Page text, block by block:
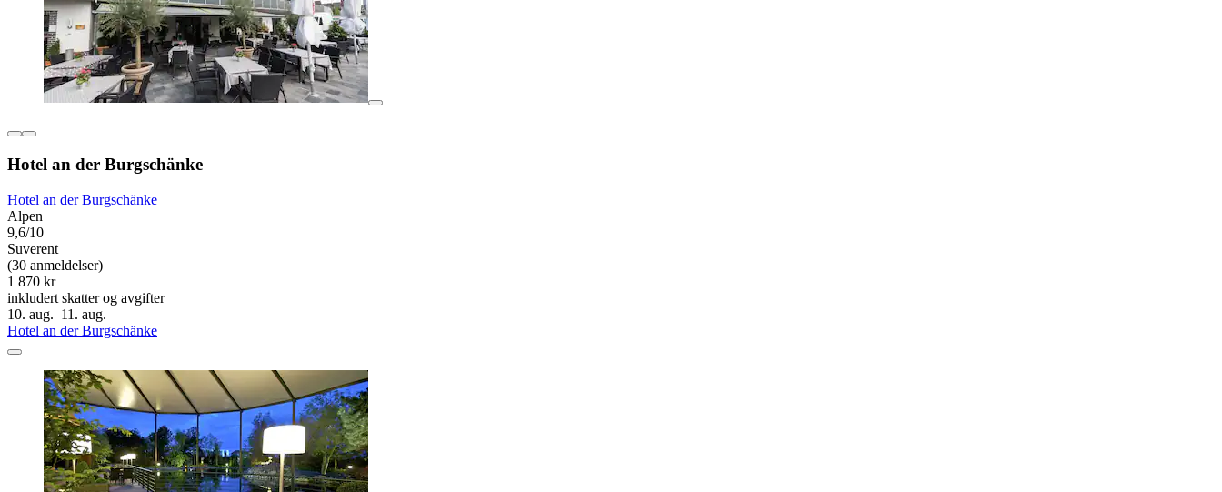
Hotel an der Burgschänke
Hotel an der Burgschänke
Alpen
9,6/10
Suverent
(30 anmeldelser)
1 870 kr
inkludert skatter og avgifter
10. aug.–11. aug.
Hotel an der Burgschänke